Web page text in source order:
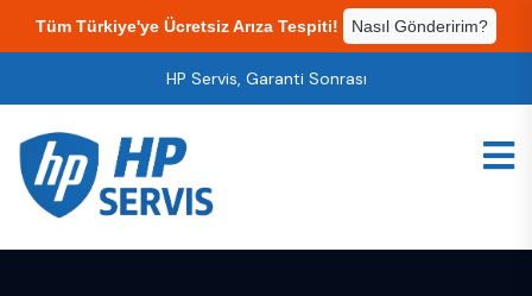
Tüm Türkiye'ye Ücretsiz Arıza Tespiti! Nasıl Gönderirim?
HP Servis, Garanti Sonrası